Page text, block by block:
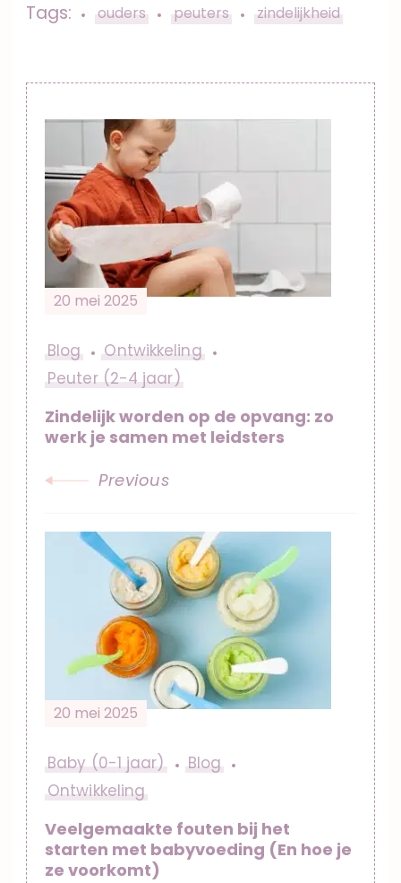
Tags: ouders peuters zindelijkheid
Post
Navigation
20 mei 2025
Blog
Ontwikkeling
Peuter (2-4 jaar)
Zindelijk worden op de opvang: zo
werk je samen met leidsters
Previous
20 mei 2025
Baby (0-1 jaar)
Blog
Ontwikkeling
Veelgemaakte fouten bij het
starten met babyvoeding (En hoe je
ze voorkomt)